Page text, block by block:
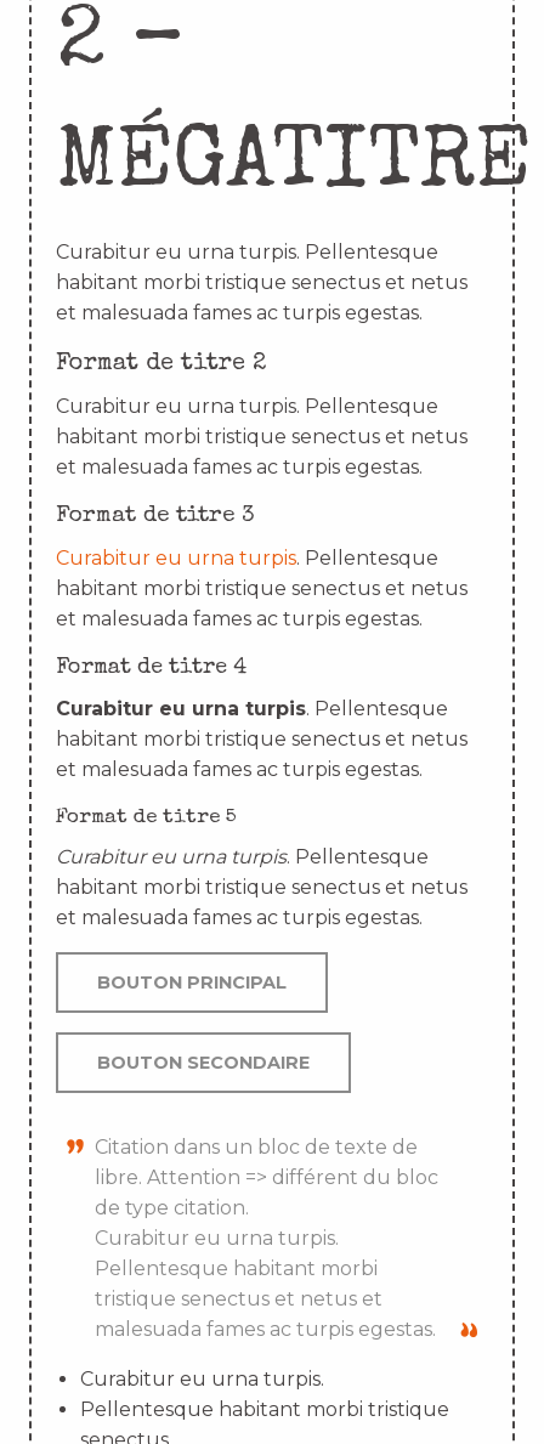
2 –
MÉGATITRE
Curabitur eu urna turpis. Pellentesque
habitant morbi tristique senectus et netus
et malesuada fames ac turpis egestas.
Format de titre 2
Curabitur eu urna turpis. Pellentesque
habitant morbi tristique senectus et netus
et malesuada fames ac turpis egestas.
Format de titre 3
Curabitur eu urna turpis. Pellentesque
habitant morbi tristique senectus et netus
et malesuada fames ac turpis egestas.
Format de titre 4
Curabitur eu urna turpis. Pellentesque
habitant morbi tristique senectus et netus
et malesuada fames ac turpis egestas.
Format de titre 5
Curabitur eu urna turpis. Pellentesque
habitant morbi tristique senectus et netus
et malesuada fames ac turpis egestas.
BOUTON PRINCIPAL
BOUTON SECONDAIRE
Citation dans un bloc de texte de
libre. Attention => différent du bloc
de type citation.
Curabitur eu urna turpis.
Pellentesque habitant morbi
tristique senectus et netus et
malesuada fames ac turpis egestas.
Curabitur eu urna turpis.
Pellentesque habitant morbi tristique